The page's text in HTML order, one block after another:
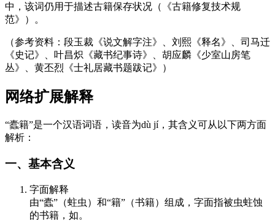
中，该词仍用于描述古籍保存状况（《古籍修复技术规
范》）。
（参考资料：段玉裁《说文解字注》、刘熙《释名》、司马迁
《史记》、叶昌炽《藏书纪事诗》、胡应麟《少室山房笔
丛》、黄丕烈《士礼居藏书题跋记》）
网络扩展解释
“蠹籍”是一个汉语词语，读音为dù jí，其含义可从以下两方面
解析：
一、基本含义
字面解释
由“蠹”（蛀虫）和“籍”（书籍）组成，字面指被虫蛀蚀
的书籍，如。